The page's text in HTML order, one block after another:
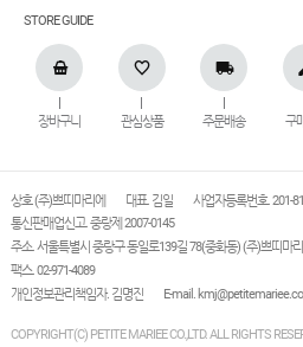
STORE GUIDE
장바구니 관심상품 주문배송 구
상호 (주)쁘띠마리에 대표. 김일
사업자등록번호. 201-
통신판매업신고. 중랑제 2007-0145
주소. 서울특별시 중랑구 동일로139길 78(중화동) (주)쁘띠마
팩스. 02-971-4089
개인정보관리책임자. 김명진
E-mail.
COPYRIGHT(C) PETITE MARIEE CO.,LTD. ALL RIGHTS